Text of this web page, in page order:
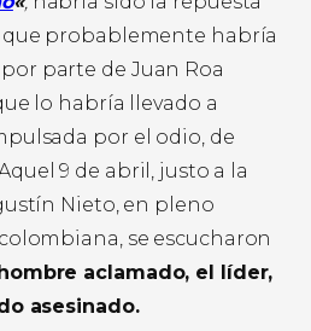
que probablemente habría
parte de Juan Roa
lo habría llevado a
por el odio, de
9 de abril, justo a la
Nieto, en pleno
se escucharon
aclamado, el líder,
asesinado.